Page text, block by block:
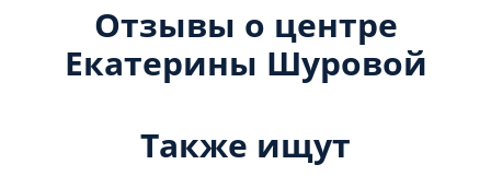
Отзывы о центре
Екатерины Шуровой
Также ищут